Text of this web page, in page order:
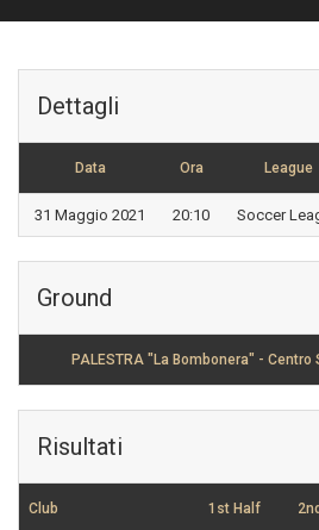
Dettagli
Data Ora League
31 Maggio 2021 20:10 Soccer
Ground
PALESTRA "La Bombonera" -
Risultati
Club 1st Half